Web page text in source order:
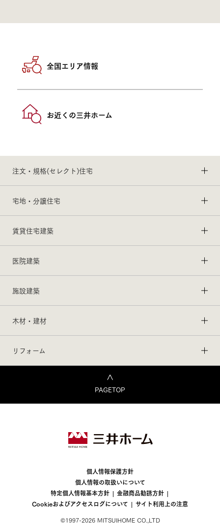
全国エリア情報
お近くの三井ホーム
注文・規格(セレクト)住宅
宅地・分譲住宅
賃貸住宅建築
医院建築
施設建築
木材・建材
リフォーム
PAGETOP
個人情報保護方針
個人情報の取扱いについて
特定個人情報基本方針
金融商品勧誘方針
Cookieおよびアクセスログについて
サイト利用上の注意
©1997-2026 MITSUIHOME CO.,LTD